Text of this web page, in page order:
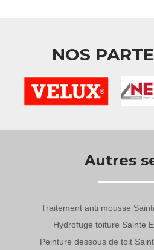
NOS
Autres
Traitement anti mousse
Hydrofuge toiture Sainte
Peinture dessous de toit